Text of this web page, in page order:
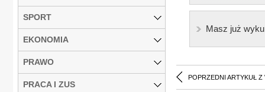
Masz już
POPRZEDNI ARTYKUŁ Z
SPORT
EKONOMIA
PRAWO
PRACA I ZUS